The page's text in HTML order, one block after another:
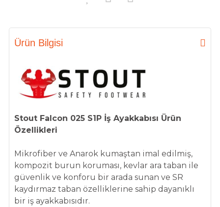
Ürün Bilgisi
Stout Falcon 025 S1P İş Ayakkabısı Ürün
Özellikleri
Mikrofiber ve Anarok kumaştan imal edilmiş,
kompozit burun koruması, kevlar ara taban ile
güvenlik ve konforu bir arada sunan ve SR
kaydırmaz taban özelliklerine sahip dayanıklı
bir iş ayakkabısıdır.